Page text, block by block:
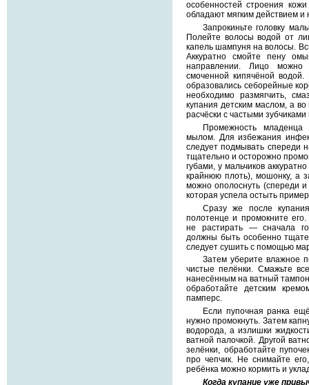
особенностей строения
обладают мягким действием и
Запрокиньте головку
Полейте волосы водой от
капель шампуня на волосы.
Аккуратно смойте пену
направлении. Лицо можно
смоченной кипячёной
образовались себорейные
необходимо размягчить,
купания детским маслом, а
расчёски с частыми
Промежность
мылом. Для избежания
следует подмывать спереди
тщательно и осторожно
губами, у мальчиков
крайнюю плоть), мошонку, а
можно ополоснуть (спереди
которая успела остыть
Сразу же после
полотенце и промокните
не растирать — сначала
должны быть особенно
следует сушить с помощью
Затем уберите влажное
чистые пелёнки. Смажьте
нанесённым на ватный
обработайте детским
памперс.
Если пупочная ранка
нужно промокнуть. Затем
водорода, а излишки
ватной палочкой. Другой
зелёнки, обработайте
про чепчик. Не снимайте
ребёнка можно кормить и
Когда купание уже